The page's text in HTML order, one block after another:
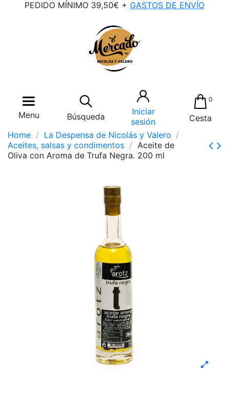
PEDIDO MÍNIMO 39,50€ + GASTOS DE ENVÍO
Menu Búsqueda
Iniciar
sesión
0
Cesta
Home
La Despensa de Nicolás y Valero
Aceites, salsas y condimentos
Aceite de
Oliva con Aroma de Trufa Negra. 200 ml